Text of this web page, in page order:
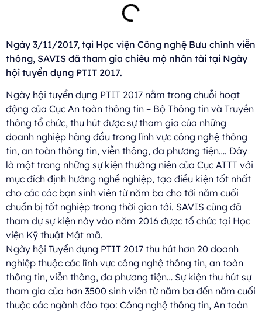
Ngày 3/11/2017, tại Học viện Công nghệ Bưu chính viễn
thông, SAVIS đã tham gia chiêu mộ nhân tài tại Ngày
hội tuyển dụng PTIT 2017.
Ngày hội tuyển dụng PTIT 2017 nằm trong chuỗi hoạt
động của Cục An toàn thông tin – Bộ Thông tin và Truyền
thông tổ chức, thu hút được sự tham gia của những
doanh nghiệp hàng đầu trong lĩnh vực công nghệ thông
tin, an toàn thông tin, viễn thông, đa phương tiện…. Đây
là một trong những sự kiện thường niên của Cục ATTT với
mục đích định hướng nghề nghiệp, tạo điều kiện tốt nhất
cho các các bạn sinh viên từ năm ba cho tới năm cuối
chuẩn bị tốt nghiệp trong thời gian tới. SAVIS cũng đã
tham dự sự kiện này vào năm 2016 được tổ chức tại Học
viện Kỹ thuật Mật mã.
Ngày hội Tuyển dụng PTIT 2017 thu hút hơn 20 doanh
nghiệp thuộc các lĩnh vực công nghệ thông tin, an toàn
thông tin, viễn thông, đa phương tiện… Sự kiện thu hút sự
tham gia của hơn 3500 sinh viên từ năm ba đến năm cuối
thuộc các ngành đào tạo: Công nghệ thông tin, An toàn